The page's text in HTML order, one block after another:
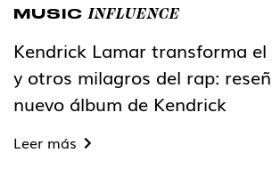
MUSICINFLUENCE
Kendrick Lamar transforma
y otros milagros del rap:
nuevo álbum de Kendrick
Leer más